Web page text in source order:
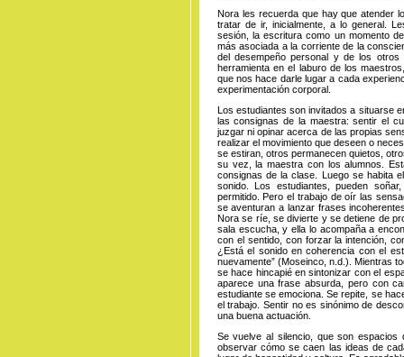
Nora les recuerda que hay que atender
tratar de ir, inicialmente, a lo general.
sesión, la escritura como un momento
más asociada a la corriente de la
del desempeño personal y de los otros
herramienta en el laburo de los
que nos hace darle lugar a cada
experimentación corporal.
Los estudiantes son invitados a situarse
las consignas de la maestra: sentir el
juzgar ni opinar acerca de las propias
realizar el movimiento que deseen o
se estiran, otros permanecen quietos,
su vez, la maestra con los alumnos.
consignas de la clase. Luego se habita
sonido. Los estudiantes, pueden
permitido. Pero el trabajo de oír las
se aventuran a lanzar frases
Nora se ríe, se divierte y se detiene de
sala escucha, y ella lo acompaña a
con el sentido, con forzar la intención,
¿Está el sonido en coherencia con el
nuevamente” (Moseinco, n.d.). Mientras
se hace hincapié en sintonizar con el
aparece una frase absurda, pero con
estudiante se emociona. Se repite, se
el trabajo. Sentir no es sinónimo de
una buena actuación.
Se vuelve al silencio, que son espacios
observar cómo se caen las ideas de